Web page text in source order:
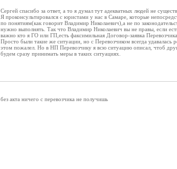
Сергей спасибо за ответ, а то я думал тут адекватных людей не
Я проконсультировался с юристами у нас в Самаре, которые
по понятиям(как говорит Владимир Николаевич),а не по
нужно выполнять. Так что Владимир Николаевич вы не правы, если
важно кто я ГО или ГП,есть факсимильная Договор-заявка
Просто были такие же ситуации, но с Перевозчиком всегда
этом пожалел. Но в НП Перевозчику я всю ситуацию описал, чтоб
будем сразу принимать меры в таких ситуациях.
без акта ничего с перевозчика не получишь